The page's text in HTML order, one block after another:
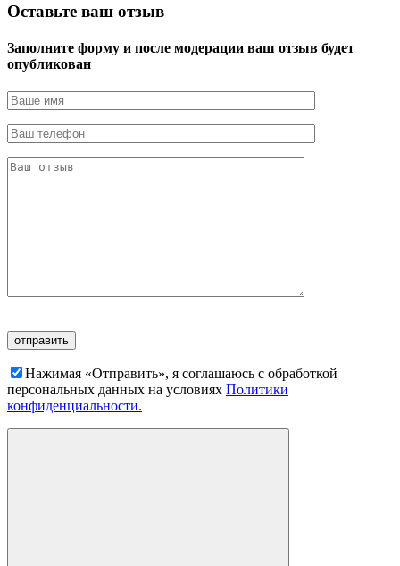
Оставьте ваш отзыв
Заполните форму и после модерации ваш отзыв будет
опубликован
Нажимая «Отправить», я соглашаюсь c обработкой
персональных данных на условиях Политики
конфиденциальности.